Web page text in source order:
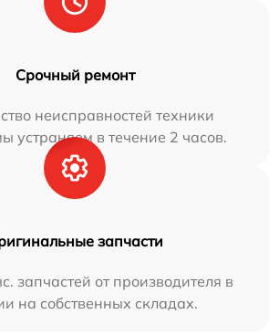
Срочный ремонт
неисправностей техники
устраняем в течение 2 часов.
запчасти
запчастей от производителя в
на собственных складах.